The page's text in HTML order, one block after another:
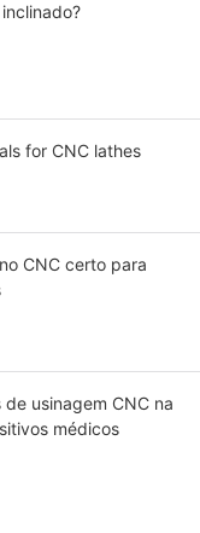
for CNC lathes
CNC certo para
usinagem CNC na
médicos